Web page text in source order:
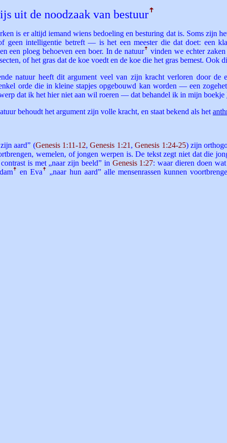
uit de noodzaak van bestuurꜛ
is er altijd iemand wiens bedoeling en besturing dat is. Soms zijn
geen intelligentie betreft — is het een meester die dat doet: een
een ploeg behoeven een boer. In de natuurꜛ vinden we echter
of het gras dat de koe voedt en de koe die het gras bemest. Ook
natuur heeft dit argument veel van zijn kracht verloren door de
orde die in kleine stapjes opgebouwd kan worden — een
dat ik het hier niet aan wil roeren — dat behandel ik in mijn boekje
behoudt het argument zijn volle kracht, en staat bekend als het
aard” (Genesis 1:11-12,Genesis 1:21 ,Genesis 1:24-25) zijn
wemelen, of jongen werpen is. De tekst zegt niet dat die
is met „naar zijn beeld” in Genesis 1:27: waar dieren doen
ꜛ en Eva ꜛ „naar hun aard” alle mensenrassen kunnen